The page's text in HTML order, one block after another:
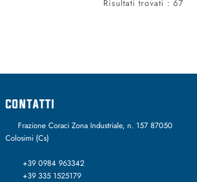
Risultati trovati : 67
CONTATTI
Frazione Coraci Zona Industriale, n. 157 87050
Colosimi (Cs)
+39 0984 963342
+39 335 1525179